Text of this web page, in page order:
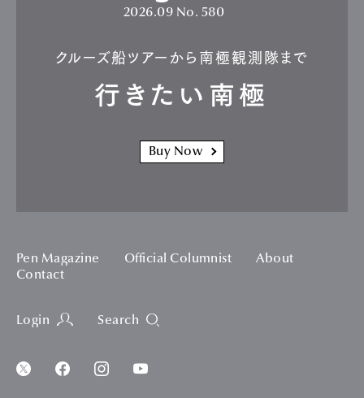
2026.09 No. 580
クルーズ船ツアーから南極観測隊まで
行きたい南極
Buy Now
Pen Magazine Official Columnist
About
Contact
Login Search